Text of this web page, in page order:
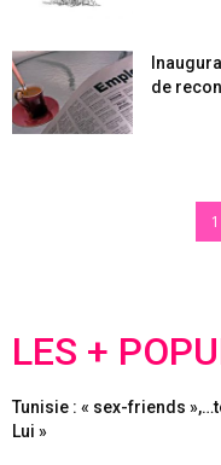
de
1
LES +
Tunisie : « sex-friends
Lui »